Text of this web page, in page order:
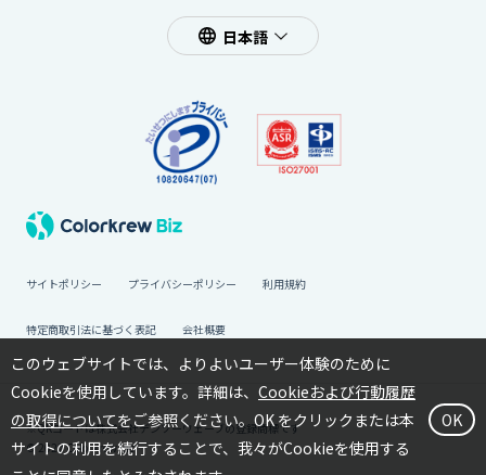
日本語
サイトポリシー プライバシーポリシー 利用規約
特定商取引法に基づく表記 会社概要
※QRコードは株式会社デンソーウェーブの登録商標です
© 2022 Colorkrew Inc.
このウェブサイトでは、よりよいユーザー体験のために
Cookieを使用しています。詳細は、 Cookieおよび行動履歴
の取得についてをご参照ください。OK をクリックまたは本
サイトの利用を続行することで、我々がCookieを使用する
OK